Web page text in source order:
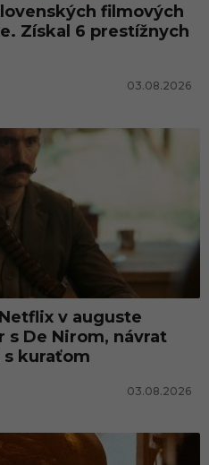
filmových
Získal 6 prestížnych
03.08.2026
v auguste
De Nirom, návrat
kuraťom
03.08.2026